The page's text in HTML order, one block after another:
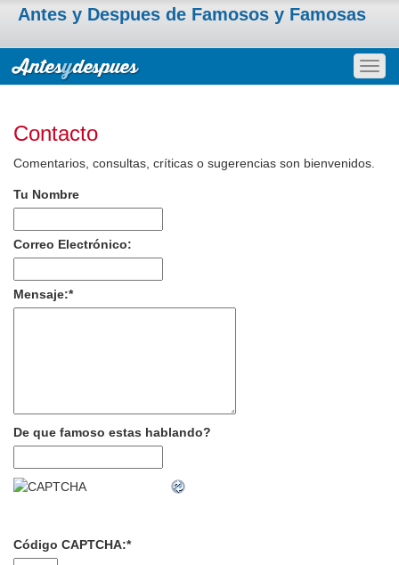
Antes y Despues de Famosos y Famosas
Contacto
Comentarios, consultas, críticas o sugerencias son bienvenidos.
Tu Nombre
Correo Electrónico:
Mensaje:*
De que famoso estas hablando?
Código CAPTCHA:*